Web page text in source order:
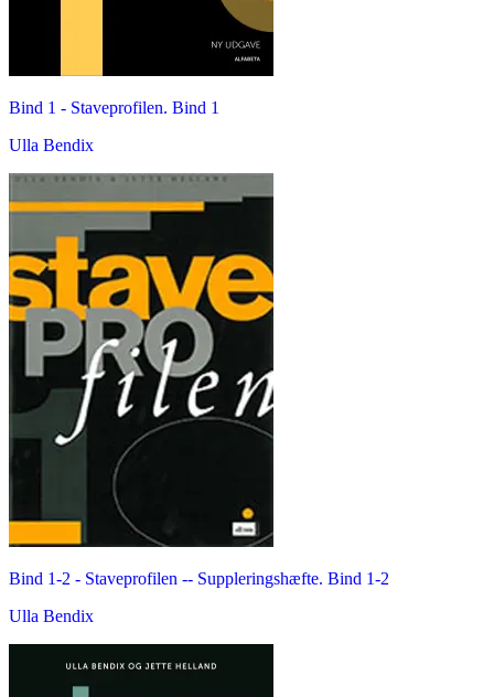
Bind 1 - Staveprofilen. Bind 1
Ulla Bendix
Bind 1-2 - Staveprofilen -- Suppleringshæfte. Bind 1-2
Ulla Bendix